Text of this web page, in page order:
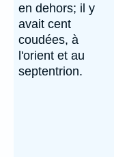
en dehors; il y
avait cent
coudées, à
l'orient et au
septentrion.